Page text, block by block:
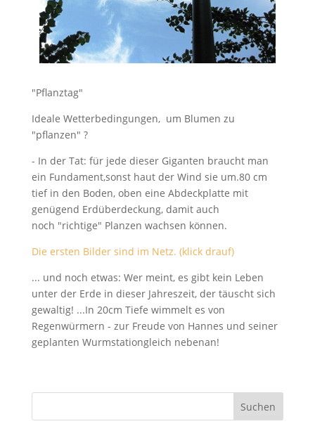
"Pflanztag"
Ideale Wetterbedingungen, um Blumen zu
"pflanzen" ?
- In der Tat: für jede dieser Giganten braucht man
ein Fundament,sonst haut der Wind sie um.80 cm
tief in den Boden, oben eine Abdeckplatte mit
genügend Erdüberdeckung, damit auch
noch "richtige" Planzen wachsen können.
Die ersten Bilder sind im Netz. (klick drauf)
... und noch etwas: Wer meint, es gibt kein Leben
unter der Erde in dieser Jahreszeit, der täuscht sich
gewaltig! ...In 20cm Tiefe wimmelt es von
Regenwürmern - zur Freude von Hannes und seiner
geplanten Wurmstationgleich nebenan!